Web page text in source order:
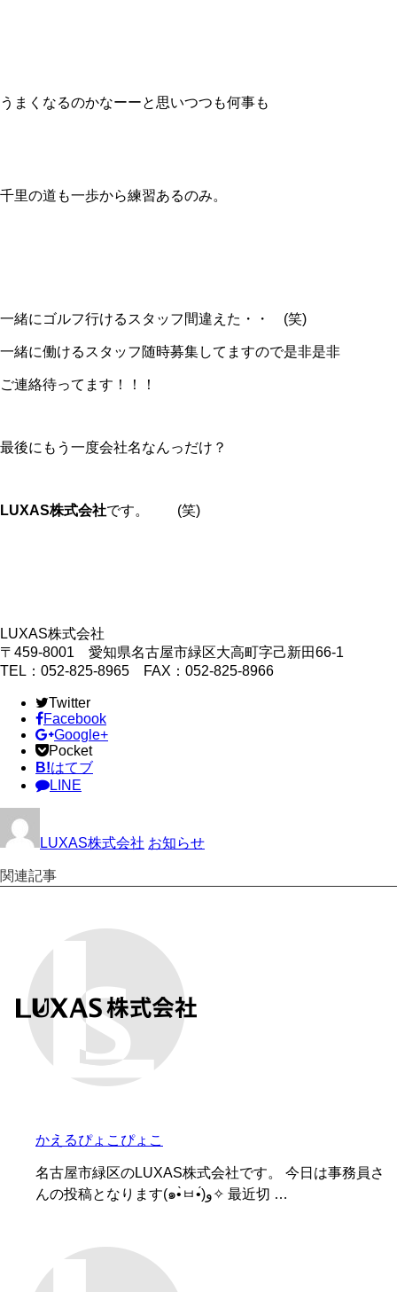
うまくなるのかなーーと思いつつも何事も
千里の道も一歩から練習あるのみ。
一緒にゴルフ行けるスタッフ間違えた・・ (笑)
一緒に働けるスタッフ随時募集してますので是非是非
ご連絡待ってます！！！
最後にもう一度会社名なんっだけ？
LUXAS株式会社です。 (笑)
LUXAS株式会社
〒459-8001 愛知県名古屋市緑区大高町字己新田66-1
TEL：052-825-8965 FAX：052-825-8966
Twitter
Facebook
Google+
Pocket
B!はてブ
LINE
LUXAS株式会社 お知らせ
関連記事
かえるぴょこぴょこ
名古屋市緑区のLUXAS株式会社です。 今日は事務員さ
んの投稿となります(๑•̀ㅂ•́)و✧ 最近切 …